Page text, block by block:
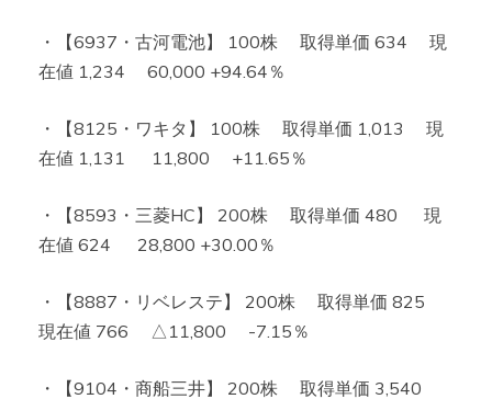
・【6937・古河電池】 100株 取得単価 634 現
在値 1,234 60,000 +94.64％
・【8125・ワキタ】 100株 取得単価 1,013 現
在値 1,131 11,800 +11.65％
・【8593・三菱HC】 200株 取得単価 480 現
在値 624 28,800 +30.00％
・【8887・リベレステ】 200株 取得単価 825
現在値 766 △11,800 -7.15％
・【9104・商船三井】 200株 取得単価 3,540